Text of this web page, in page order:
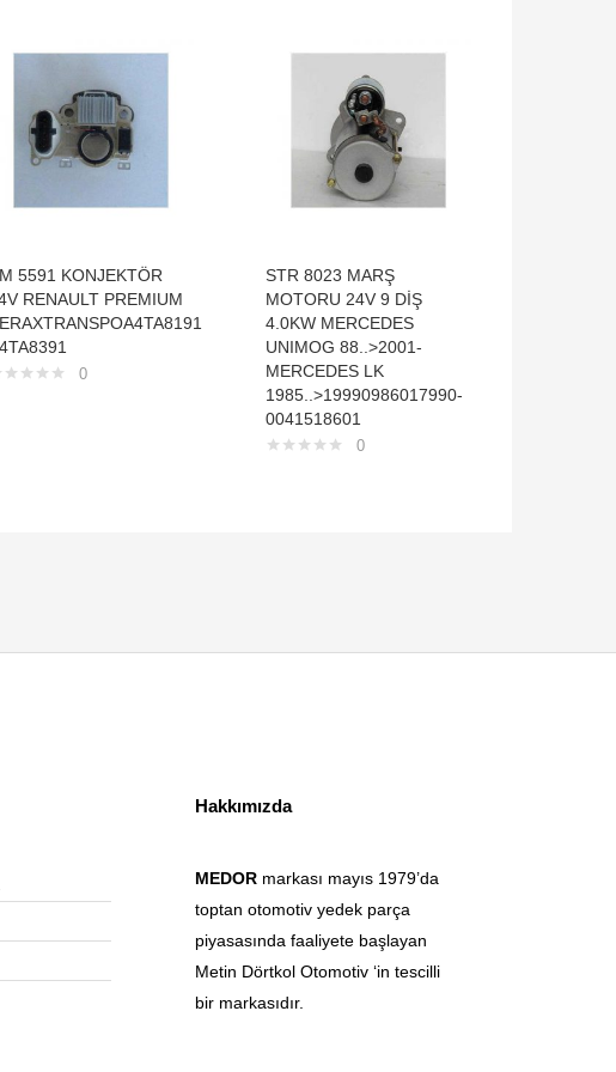
5591 KONJEKTÖR
RENAULT PREMIUM
0
STR 8023 MARŞ
MOTORU 24V 9 DİŞ
4.0KW MERCEDES
UNIMOG 88..>2001-
MERCEDES LK
1985..>19990986017990-
0041518601
0
Hakkımızda
MEDOR markası mayıs 1979’da
toptan otomotiv yedek parça
piyasasında faaliyete başlayan
Metin Dörtkol Otomotiv ‘in tescilli
bir markasıdır.